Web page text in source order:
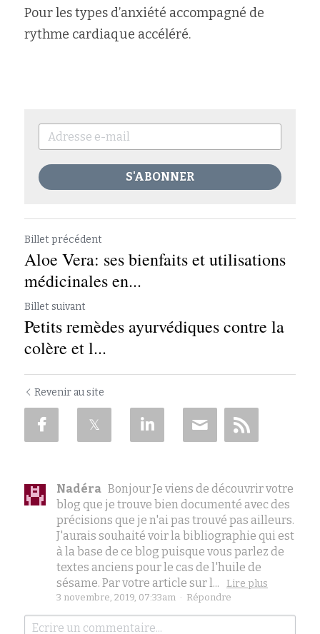
Pour les types d’anxiété accompagné de
rythme cardiaque accéléré.
S'ABONNER
Billet précédent
Aloe Vera: ses bienfaits et utilisations
médicinales en...
Billet suivant
Petits remèdes ayurvédiques contre la
colère et l...
Revenir au site
Nadéra Bonjour Je viens de découvrir votre
blog que je trouve bien documenté avec des
précisions que je n'ai pas trouvé pas ailleurs.
J'aurais souhaité voir la bibliographie qui est
à la base de ce blog puisque vous parlez de
textes anciens pour le cas de l'huile de
sésame. Par votre article sur l...
Lire plus
3 novembre, 2019, 07:33am · Répondre